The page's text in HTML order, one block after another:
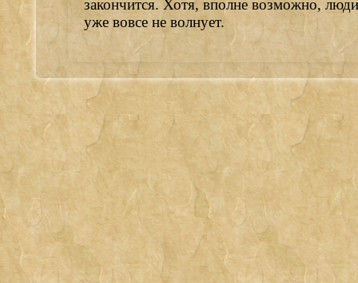
закончится. Хотя, вполне возможно,
уже вовсе не волнует.